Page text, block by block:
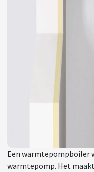
Een warmtepompboiler
warmtepomp. Het